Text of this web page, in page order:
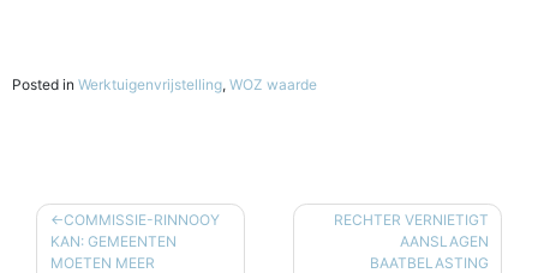
Posted in Werktuigenvrijstelling, WOZ waarde
BERICHT
NAVIGATIE
COMMISSIE-RINNOOY
KAN: GEMEENTEN
MOETEN MEER
RECHTER VERNIETIGT
AANSLAGEN
BAATBELASTING